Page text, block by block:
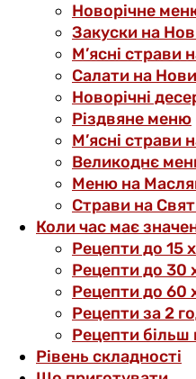
Новорічне
Закуски на
М’ясні страви
Салати на
Новорічні
Різдвяне меню
М’ясні страви
Великоднє
Меню на
Страви на
Коли час має
Рецепти до 15
Рецепти до 30
Рецепти до 60
Рецепти за 2
Рецепти більш
Рівень складності